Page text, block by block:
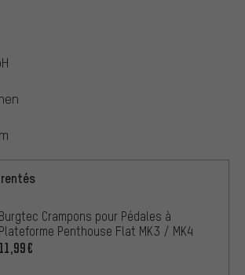
Burgtec Crampons pour Pédales à
Plateforme Penthouse Flat MK3 / MK4
11,99€